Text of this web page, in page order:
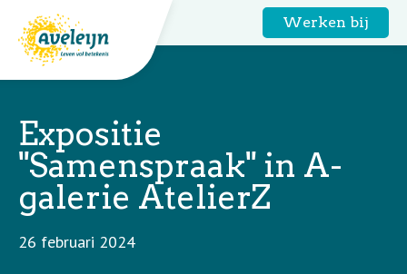
Werken bij
Expositie
"Samenspraak" in A-
galerie AtelierZ
26 februari 2024